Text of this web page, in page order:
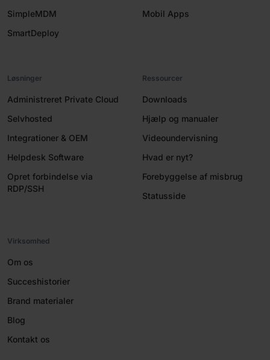
SimpleMDM
SmartDeploy
Mobil Apps
Løsninger
Administreret Private Cloud
Selvhosted
Integrationer & OEM
Helpdesk Software
Opret forbindelse via
RDP/SSH
Ressourcer
Downloads
Hjælp og manualer
Videoundervisning
Hvad er nyt?
Forebyggelse af misbrug
Statusside
Virksomhed
Om os
Succeshistorier
Brand materialer
Blog
Kontakt os